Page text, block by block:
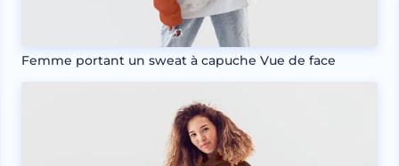
Femme portant un sweat à capuche Vue de face